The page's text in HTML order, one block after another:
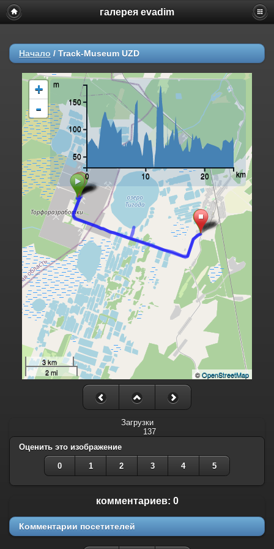
галерея evadim
Начало / Track-Museum UZD
+
-
0 10 20 km
50
100
150
m
3 km
2 mi
©OpenStreetMap
Загрузки
137
Оценить это изображение
0 1 2 3 4 5
комментариев: 0
Комментарии посетителей